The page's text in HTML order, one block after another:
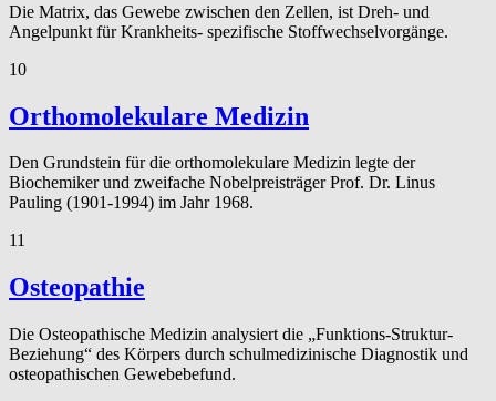
Die Matrix, das Gewebe zwischen den Zellen, ist Dreh- und
Angelpunkt für Krankheits- spezifische Stoffwechselvorgänge.
10
Orthomolekulare Medizin
Den Grundstein für die orthomolekulare Medizin legte der
Biochemiker und zweifache Nobelpreisträger Prof. Dr. Linus
Pauling (1901-1994) im Jahr 1968.
11
Osteopathie
Die Osteopathische Medizin analysiert die „Funktions-Struktur-
Beziehung“ des Körpers durch schulmedizinische Diagnostik und
osteopathischen Gewebebefund.